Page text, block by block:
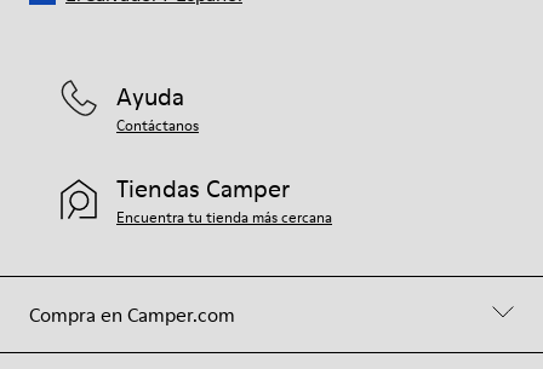
Compra en Camper.com
Ayuda
Contáctanos
Tiendas Camper
Encuentra tu tienda más cercana